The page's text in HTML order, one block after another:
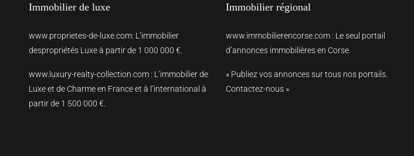
Immobilier de luxe
www.proprietes-de-luxe.com: L’immobilier
despropriétés Luxe à partir de 1 000 000 €.
www.luxury-realty-collection.com : L’immobilier de
Luxe et de Charme en France et à l’international à
partir de 1 500 000 €.
Immobilier régional
www.immobilierencorse.com : Le seul portail
d’annonces immobilières en Corse.
« Publiez vos annonces sur tous nos portails.
Contactez-nous »